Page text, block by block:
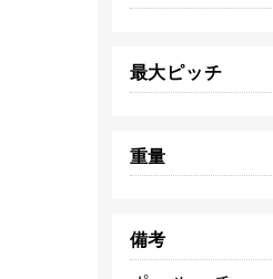
最大ピッチ
重量
備考